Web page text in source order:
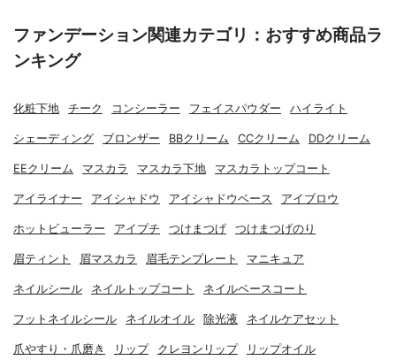
ファンデーション関連カテゴリ：おすすめ商品ラ
ンキング
化粧下地 チーク コンシーラー フェイスパウダー ハイライト
シェーディング ブロンザー BBクリーム CCクリーム DDクリーム
EEクリーム マスカラ マスカラ下地 マスカラトップコート
アイライナー アイシャドウ アイシャドウベース アイブロウ
ホットビューラー アイプチ つけまつげ つけまつげのり
眉ティント 眉マスカラ 眉毛テンプレート マニキュア
ネイルシール ネイルトップコート ネイルベースコート
フットネイルシール ネイルオイル 除光液 ネイルケアセット
爪やすり・爪磨き リップ クレヨンリップ リップオイル